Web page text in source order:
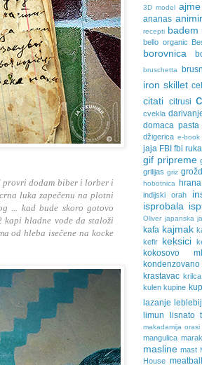
provri dodam biber i lorber i
luka zapečenu na plotni
... kad bude skoro gotovo
kapi hladne vode da staloži
od hleba isečene na kocke
3D model
ananas
recepti badem
bello organic
borovnica
bruschetta
iron skillet
citati citrusi
cvekla
domaca pasta
džigerica e-book
jaja FBI fbi
gif pripreme
grilijas griz
hobotnica
indijski orah
isprobala
Oliver japanska
kafa kajmak
kefir keksici
kokosovo
krastavac krilca
kulen kupine
lazanje
limun
lisnato
makadamija orasi
mangulica
masline mast
House